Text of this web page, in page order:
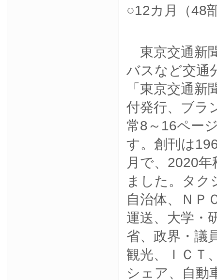
○12カ月（48
東京交通新
バスなど交通
「東京交通新
付発行、ブラ
常8～16ペー
す。創刊は
月で、2020
ました。タク
自治体、ＮＰ
運送、大学・
省、政界・議
観光、ＩＣＴ
シェア、自動